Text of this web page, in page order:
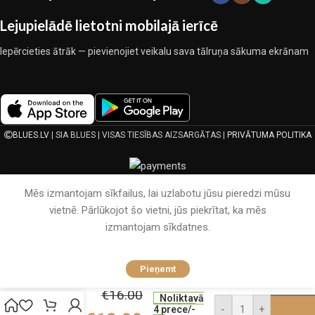
Lejupielādē lietotni mobilajā ierīcē
Iepērcieties ātrāk — pievienojiet veikalu sava tālruņa sākuma ekrānam
BLUES.LV| SIA BLUES | VISAS TIESĪBAS AIZSARGĀTAS | PRIVĀTUMA POLITIKA
Mēs izmantojam sīkfailus, lai uzlabotu jūsu pieredzi mūsu
vietnē. Pārlūkojot šo vietni, jūs piekrītat, ka mēs
izmantojam sīkdatnes.
Pieņemt
sega
€16.00
Noliktavā
4 prece/-
- +